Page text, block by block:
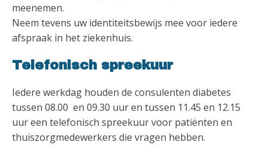
meenemen.
Neem tevens uw identiteitsbewijs mee voor iedere
afspraak in het ziekenhuis.
Telefonisch spreekuur
Iedere werkdag houden de consulenten diabetes
tussen 08.00 en 09.30 uur en tussen 11.45 en 12.15
uur een telefonisch spreekuur voor patiënten en
thuiszorgmedewerkers die vragen hebben.